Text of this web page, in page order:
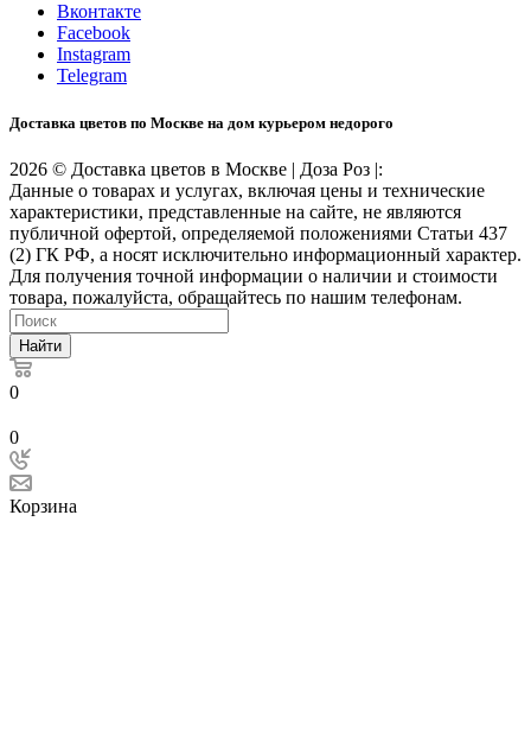
Вконтакте
Facebook
Instagram
Telegram
Доставка цветов по Москве на дом курьером недорого
2026 © Доставка цветов в Москве | Доза Роз |:
Данные о товарах и услугах, включая цены и технические
характеристики, представленные на сайте, не являются
публичной офертой, определяемой положениями Статьи 437
(2) ГК РФ, а носят исключительно информационный характер.
Для получения точной информации о наличии и стоимости
товара, пожалуйста, обращайтесь по нашим телефонам.
Найти
0
0
Корзина